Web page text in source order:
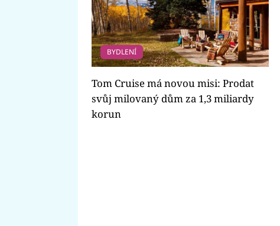
BYDLENÍ
Tom Cruise má novou misi: Prodat
svůj milovaný dům za 1,3 miliardy
korun